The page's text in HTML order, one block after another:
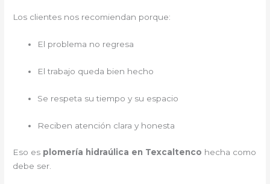
Los clientes nos recomiendan porque:
El problema no regresa
El trabajo queda bien hecho
Se respeta su tiempo y su espacio
Reciben atención clara y honesta
Eso es plomería hidraúlica en Texcaltenco hecha como
debe ser.